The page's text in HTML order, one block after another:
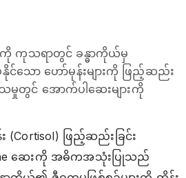
ကုသရာတွင် ခန္ဓာကိုယ်မှ
ော ဟော်မုန်းများကို ဖြည့်ဆည်း
တွင် အောက်ပါဆေးများကို
(Cortisol) ဖြည့်ဆည်းခြင်း
ဆေးကို အဓိကအသုံးပြုသည်